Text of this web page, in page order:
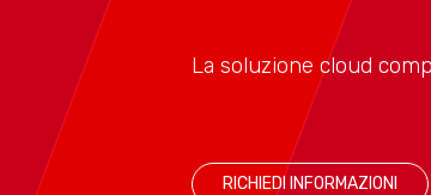
La soluzione cloud
RICHIEDI INFORMAZIONI